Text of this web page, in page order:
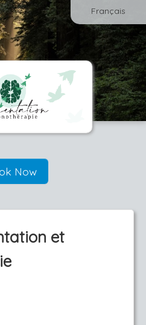
Français
Now
et